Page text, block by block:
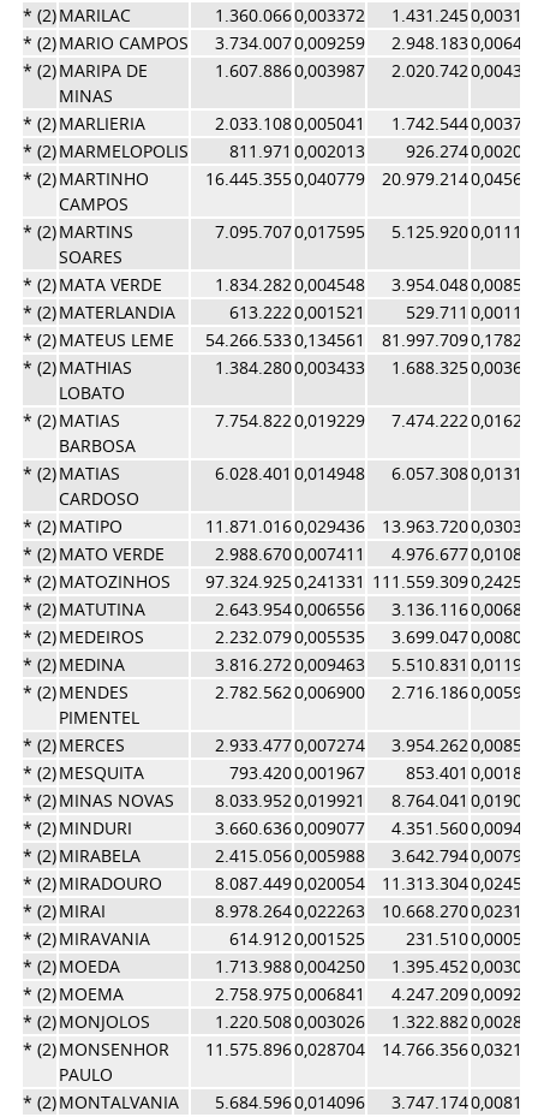
* (2)MARILAC 1.360.0660,003372 1.431.245
* (2)MARIO CAMPOS 3.734.0070,009259 2.948.183
* (2)MARIPA DE
MINAS
1.607.8860,003987 2.020.742
* (2)MARLIERIA 2.033.1080,005041 1.742.544
* (2)MARMELOPOLIS 811.971 0,002013 926.274
* (2)MARTINHO
CAMPOS
16.445.3550,040779 20.979.214
* (2)MARTINS
SOARES
7.095.7070,017595 5.125.920
* (2)MATA VERDE 1.834.2820,004548 3.954.048
* (2)MATERLANDIA 613.2220,001521 529.711
* (2)MATEUS LEME 54.266.5330,134561 81.997.709
* (2)MATHIAS
LOBATO
1.384.2800,003433 1.688.325
* (2)MATIAS
BARBOSA
7.754.8220,019229 7.474.222
* (2)MATIAS
CARDOSO
6.028.401 0,014948 6.057.308
* (2)MATIPO 11.871.0160,029436 13.963.720
* (2)MATO VERDE 2.988.6700,007411 4.976.677
* (2)MATOZINHOS 97.324.9250,241331 111.559.309
* (2)MATUTINA 2.643.9540,006556 3.136.116
* (2)MEDEIROS 2.232.0790,005535 3.699.047
* (2)MEDINA 3.816.2720,009463 5.510.831
* (2)MENDES
PIMENTEL
2.782.5620,006900 2.716.186
* (2)MERCES 2.933.4770,007274 3.954.262
* (2)MESQUITA 793.4200,001967 853.401
* (2)MINAS NOVAS 8.033.9520,019921 8.764.041
* (2)MINDURI 3.660.6360,009077 4.351.560
* (2)MIRABELA 2.415.0560,005988 3.642.794
* (2)MIRADOURO 8.087.4490,020054 11.313.304
* (2)MIRAI 8.978.2640,022263 10.668.270
* (2)MIRAVANIA 614.9120,001525 231.510
* (2)MOEDA 1.713.9880,004250 1.395.452
* (2)MOEMA 2.758.9750,006841 4.247.209
* (2)MONJOLOS 1.220.5080,003026 1.322.882
* (2)MONSENHOR
PAULO
11.575.8960,028704 14.766.356
* (2)MONTALVANIA 5.684.5960,014096 3.747.174